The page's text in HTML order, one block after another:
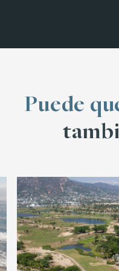
Puede